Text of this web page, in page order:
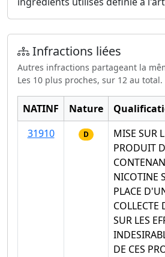
Infractions liées
Autres infractions partageant la
Les 10 plus proches, sur 12 au total.
NATINF Nature
31910
D
MISE SUR
PRODUIT
NICOTINE
PLACE
SUR LES
DE CES